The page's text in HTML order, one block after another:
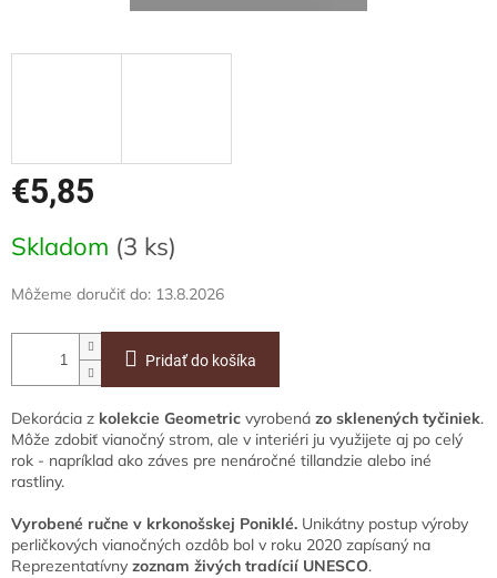
€5,85
cena:
Skladom (3 ks)
Môžeme doručiť do: 13.8.2026
Pridať do košíka
Dekorácia z kolekcie Geometric vyrobená zo sklenených tyčiniek.
Môže zdobiť vianočný strom, ale v interiéri ju využijete aj po celý
rok - napríklad ako záves pre nenáročné tillandzie alebo iné
rastliny.
Vyrobené ručne v krkonošskej Poniklé. Unikátny postup výroby
perličkových vianočných ozdôb bol v roku 2020 zapísaný na
Reprezentatívny zoznam živých tradícií UNESCO.